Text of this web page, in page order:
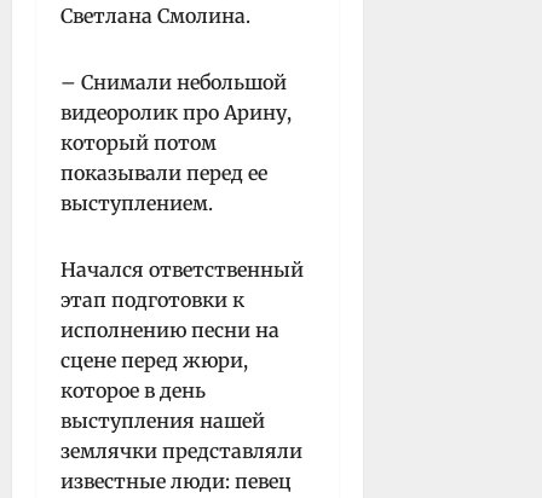
Светлана Смолина.
– Снимали небольшой
видеоролик про Арину,
который потом
показывали перед ее
выступлением.
Начался ответственный
этап подготовки к
исполнению песни на
сцене перед жюри,
которое в день
выступления нашей
землячки представляли
известные люди: певец